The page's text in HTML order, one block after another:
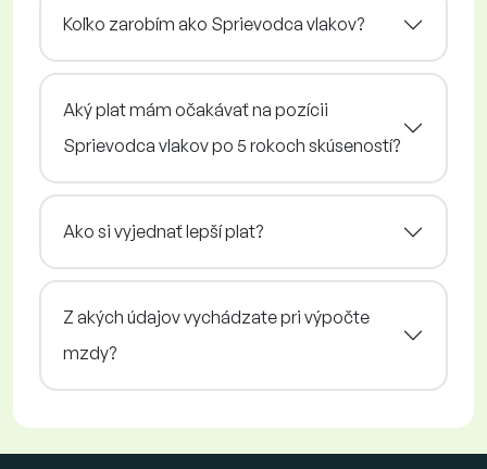
Koľko zarobím ako Sprievodca vlakov?
Aký plat mám očakávať na pozícii
Sprievodca vlakov po 5 rokoch skúseností?
Ako si vyjednať lepší plat?
Z akých údajov vychádzate pri výpočte
mzdy?